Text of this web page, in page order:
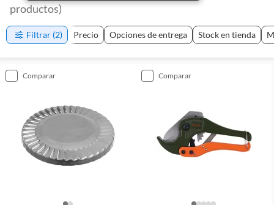
productos)
Filtrar (2) Precio Opciones de entrega Stock en tienda
comparar comparar